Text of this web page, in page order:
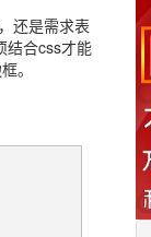
还是需求表
结合css才能
。